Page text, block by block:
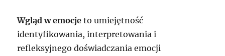
Wgląd w emocje to umiejętność
identyfikowania, interpretowania i
refleksyjnego doświadczania emocji